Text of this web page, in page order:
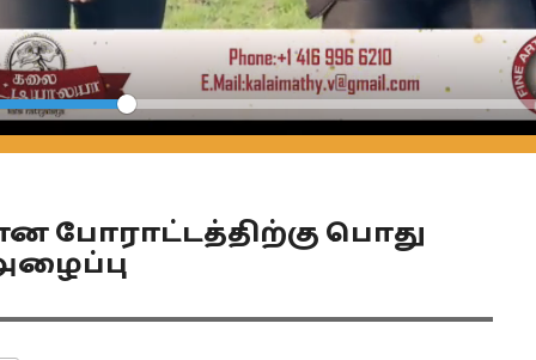
Seek
போராட்டத்திற்கு பொது